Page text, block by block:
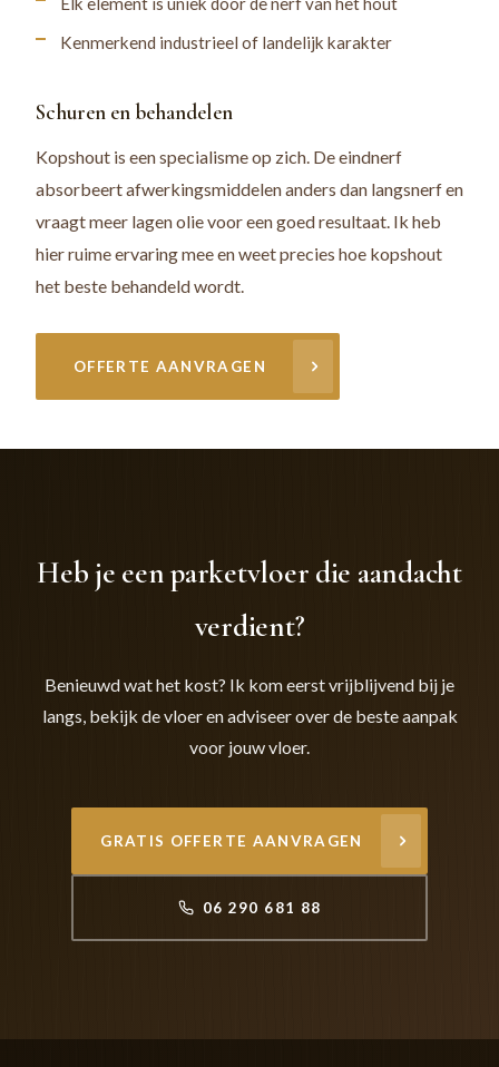
Kenmerkend industrieel of landelijk karakter
Schuren en behandelen
Kopshout is een specialisme op zich. De eindnerf
absorbeert afwerkingsmiddelen anders dan langsnerf en
vraagt meer lagen olie voor een goed resultaat. Ik heb
hier ruime ervaring mee en weet precies hoe kopshout
het beste behandeld wordt.
OFFERTE AANVRAGEN
Heb je een parketvloer die aandacht
verdient?
Benieuwd wat het kost? Ik kom eerst vrijblijvend bij je
langs, bekijk de vloer en adviseer over de beste aanpak
voor jouw vloer.
GRATIS OFFERTE AANVRAGEN
06 290 681 88